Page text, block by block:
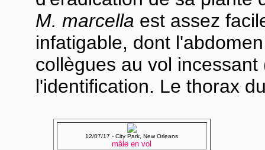
M. marcella est assez
infatigable, dont
collègues au vol
l'identification. Le thorax
12/07/17 - City Park, New Orleans
mâle en vol